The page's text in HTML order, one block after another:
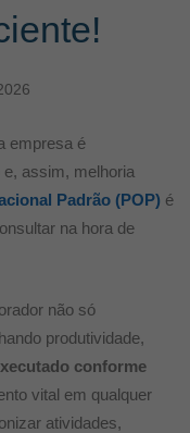
empresa é
assim, melhoria
Padrão (POP) é
na hora de
não só
produtividade,
conforme
vital em qualquer
atividades,